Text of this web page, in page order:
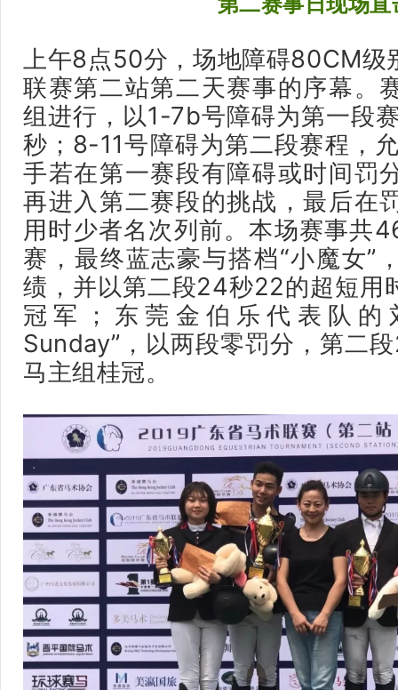
上午8点50分，场地障碍80CM级
联赛第二站第二天赛事的序幕。
组进行，以1-7b号障碍为第一段
秒；8-11号障碍为第二段赛程，
手若在第一赛段有障碍或时间罚
再进入第二赛段的挑战，最后在
用时少者名次列前。本场赛事共
赛，最终蓝志豪与搭档“小魔女”
绩，并以第二段24秒22的超短用
冠军；东莞金伯乐代表队的
Sunday”，以两段零罚分，第二
马主组桂冠。